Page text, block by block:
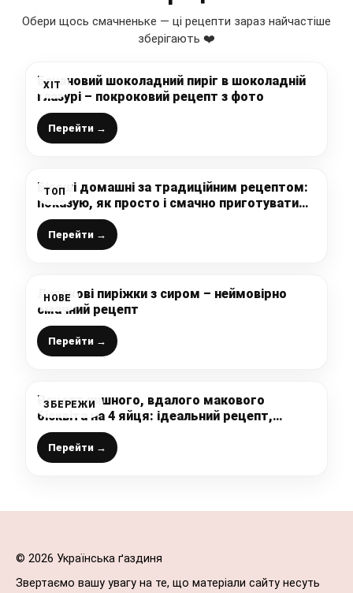
Обери щось смачненьке — ці рецепти зараз найчастіше
зберігають ❤️
ХІТ
Банановий шоколадний пиріг в шоколадній
глазурі – покроковий рецепт з фото
Перейти →
ТОП
Біляші домашні за традиційним рецептом:
показую, як просто і смачно приготувати
улюблену випічку всіх чоловіків і не тільки
Перейти →
НОВЕ
Листкові пиріжки з сиром – неймовірно
смачний рецепт
Перейти →
ЗБЕРЕЖИ
Рецепт пишного, вдалого макового
бісквіта на 4 яйця: ідеальний рецепт,
тортик можна будь-який придумати до
нього, на Ваш смак
Перейти →
© 2026 Українська ґаздиня
Звертаємо вашу увагу на те, що матеріали сайту несуть